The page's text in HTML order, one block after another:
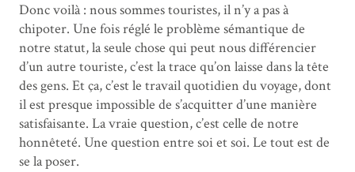
Donc voilà : nous sommes touristes, il n’y a pas à
chipoter. Une fois réglé le problème sémantique de
notre statut, la seule chose qui peut nous différencier
d’un autre touriste, c’est la trace qu’on laisse dans la tête
des gens. Et ça, c’est le travail quotidien du voyage, dont
il est presque impossible de s’acquitter d’une manière
satisfaisante. La vraie question, c’est celle de notre
honnêteté. Une question entre soi et soi. Le tout est de
se la poser.